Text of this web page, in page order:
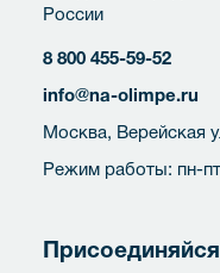
России
8 800 455-59-52
info@na-olimpe.ru
Москва, Верейская
Режим работы: пн-